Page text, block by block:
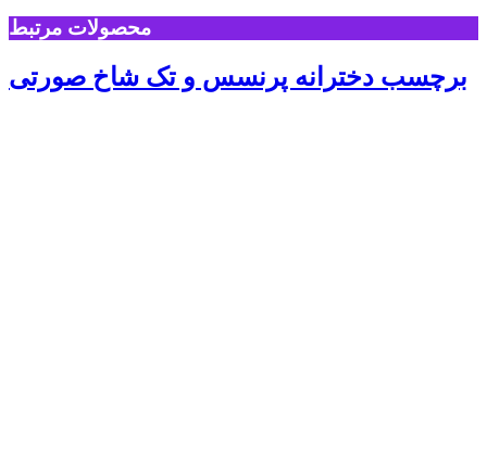
محصولات مرتبط
برچسب دخترانه پرنسس و تک شاخ صورتی